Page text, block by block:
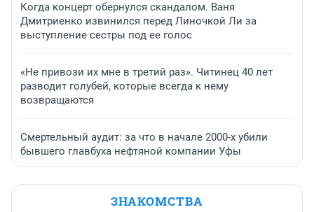
Когда концерт обернулся скандалом. Ваня
Дмитриенко извинился перед Линочкой Ли за
выступление сестры под ее голос
«Не привози их мне в третий раз». Читинец 40 лет
разводит голубей, которые всегда к нему
возвращаются
Смертельный аудит: за что в начале 2000-х убили
бывшего главбуха нефтяной компании Уфы
ЗНАКОМСТВА